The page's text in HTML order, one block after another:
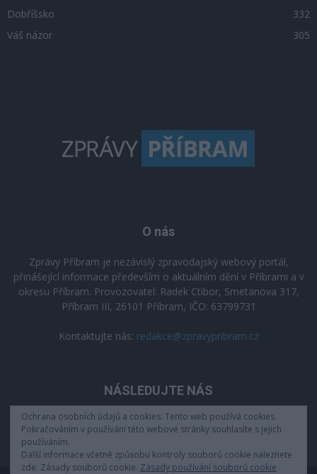
Dobříšsko
332
Váš názor
305
O nás
Zprávy Příbram je nezávislý zpravodajský webový portál,
přinášející informace především o aktuálním dění v Příbrami a v
okresu Příbram. Provozovatel: Radek Ctibor, Smetanova 317,
Příbram III, 26101 Příbram, IČO: 63799731
Kontaktujte nás: redakce@zpravypribram.cz
NÁSLEDUJTE NÁS
Ochrana osobních údajů a cookies: Tento web používá cookies.
Pokračováním v používání této webové stránky souhlasíte s jejich
používáním.
Další informace včetně způsobu kontroly souborů cookie naleznete
zde: Zásady souborů cookie. Zásady používání souborů cookie